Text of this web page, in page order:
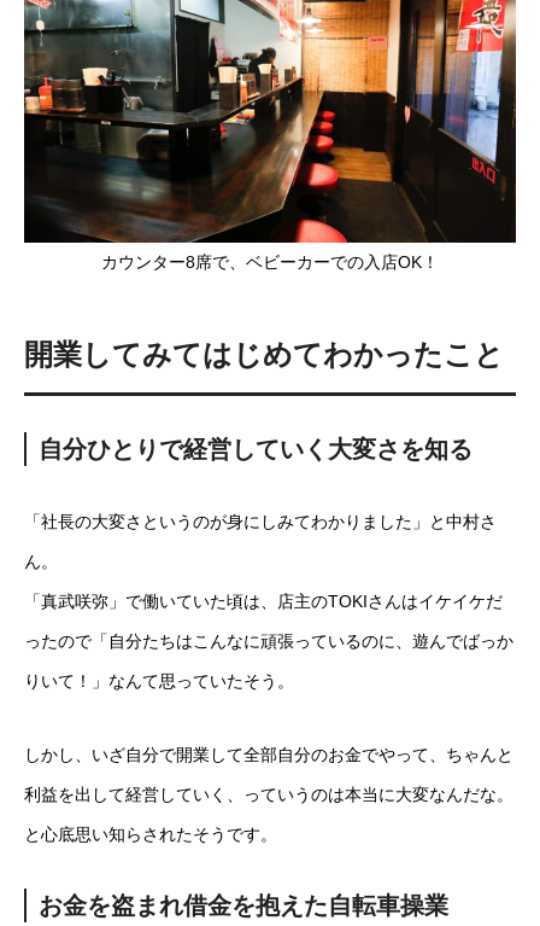
カウンター8席で、ベビーカーでの入店OK！
開業してみてはじめてわかったこと
自分ひとりで経営していく大変さを知る
「社長の大変さというのが身にしみてわかりました」と中村さ
ん。
「真武咲弥」で働いていた頃は、店主のTOKIさんはイケイケだ
ったので「自分たちはこんなに頑張っているのに、遊んでばっか
りいて！」なんて思っていたそう。
しかし、いざ自分で開業して全部自分のお金でやって、ちゃんと
利益を出して経営していく、っていうのは本当に大変なんだな。
と心底思い知らされたそうです。
お金を盗まれ借金を抱えた自転車操業